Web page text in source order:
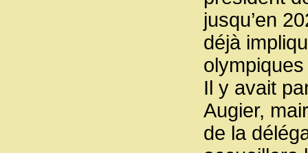
jusqu’en
déjà
Il y avait
Augier,
de la